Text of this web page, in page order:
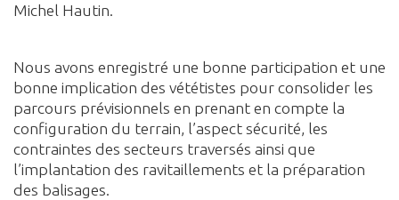
Michel Hautin.
Nous avons enregistré une bonne participation et une
bonne implication des vététistes pour consolider les
parcours prévisionnels en prenant en compte la
configuration du terrain, l’aspect sécurité, les
contraintes des secteurs traversés ainsi que
l’implantation des ravitaillements et la préparation
des balisages.